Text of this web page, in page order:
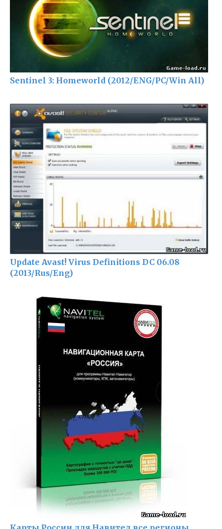
Sentinel 3: Homeworld (2012/ENG/PC/Win All)
Update Avast! Virus Definitions DC 06.08
(2013/Rus/Eng)